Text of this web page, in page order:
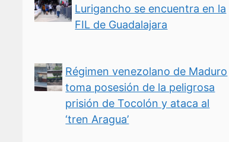
Lurigancho se encuentra en la
FIL de Guadalajara
Régimen venezolano de Maduro
toma posesión de la peligrosa
prisión de Tocolón y ataca al
‘tren Aragua’